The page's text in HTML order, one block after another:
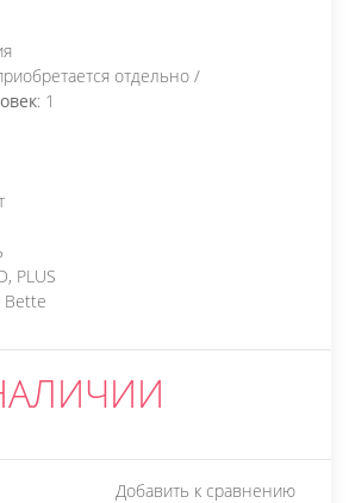
отдельно /
: 1
PLUS
Bette
Добавить к сравнению